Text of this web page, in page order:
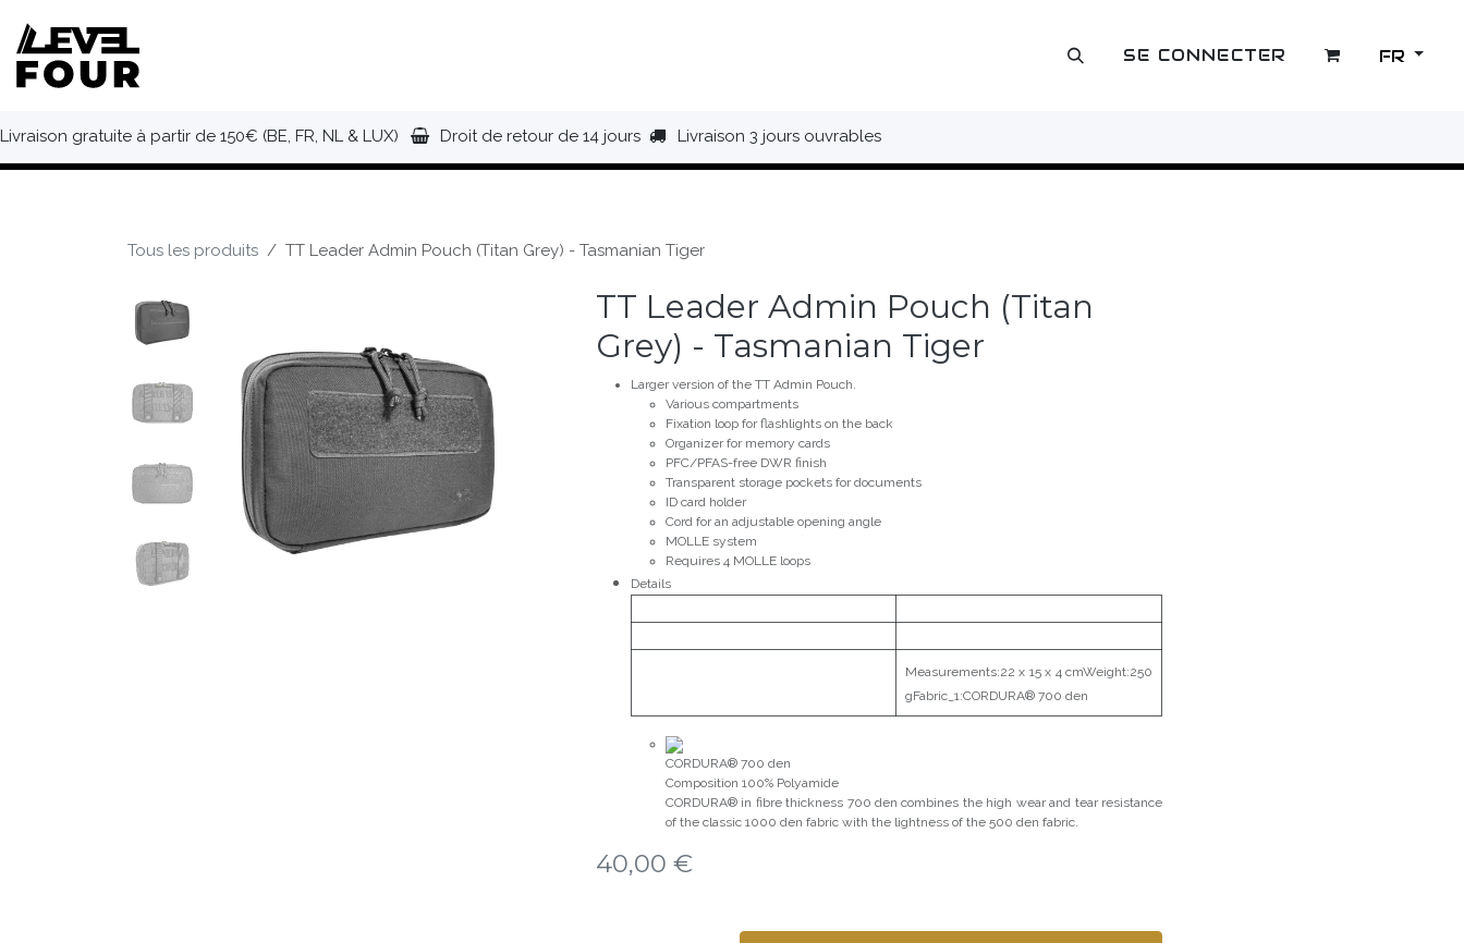
OUTLET SE CONNECTER FR
Livraison gratuite à partir de 150€ (BE, FR, NL & LUX) Droit de retour de 14 jours Livraison 3 jours ouvrables
Tous les produits TT Leader Admin Pouch (Titan Grey) - Tasmanian Tiger
TT Leader Admin Pouch (Titan
Grey) - Tasmanian Tiger
Larger version of the TT Admin Pouch.
Various compartments
Fixation loop for flashlights on the back
Organizer for memory cards
PFC/PFAS-free DWR finish
Transparent storage pockets for documents
ID card holder
Cord for an adjustable opening angle
MOLLE system
Requires 4 MOLLE loops
Details
Measurements:22 x 15 x 4 cmWeight:250
gFabric_1:CORDURA® 700 den
CORDURA® 700 den
Composition 100% Polyamide
CORDURA® in fibre thickness 700 den combines the high wear and tear resistance
of the classic 1000 den fabric with the lightness of the 500 den fabric.
40,00 €